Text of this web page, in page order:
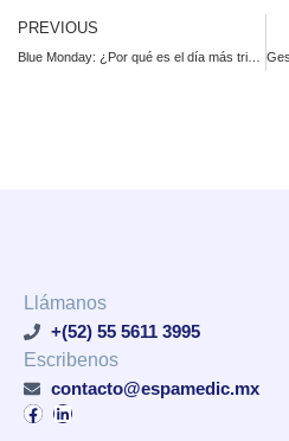
PREVIOUS
Llámanos
+(52) 55 5611 3995
Escribenos
contacto@espamedic.mx